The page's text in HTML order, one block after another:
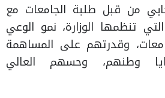
من قبل طلبة الجامعات مع
تنظمها الوزارة، نمو الوعي
وقدرتهم على المساهمة
وطنهم، وحسهم العالي